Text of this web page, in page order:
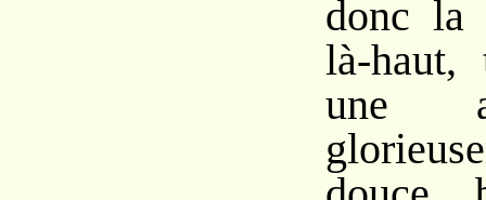
donc la
là-haut,
une